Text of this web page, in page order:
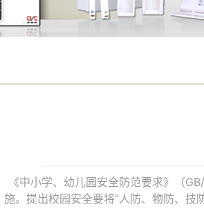
《中小学、幼儿园安全防范要求》（
施。提出校园安全要将“人防、物防、技